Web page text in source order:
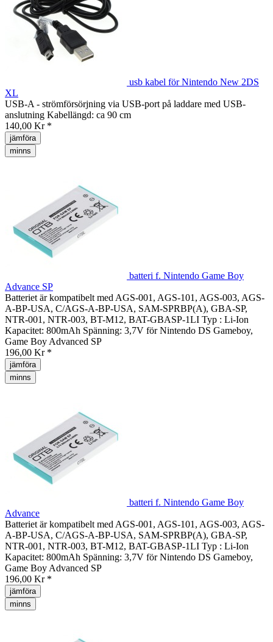
usb kabel för Nintendo New 2DS
XL
USB-A - strömförsörjning via USB-port på laddare med USB-
anslutning Kabellängd: ca 90 cm
140,00 Kr *
jämföra
minns
batteri f. Nintendo Game Boy
Advance SP
Batteriet är kompatibelt med AGS-001, AGS-101, AGS-003, AGS-
A-BP-USA, C/AGS-A-BP-USA, SAM-SPRBP(A), GBA-SP,
NTR-001, NTR-003, BT-M12, BAT-GBASP-1LI Typ : Li-Ion
Kapacitet: 800mAh Spänning: 3,7V för Nintendo DS Gameboy,
Game Boy Advanced SP
196,00 Kr *
jämföra
minns
batteri f. Nintendo Game Boy
Advance
Batteriet är kompatibelt med AGS-001, AGS-101, AGS-003, AGS-
A-BP-USA, C/AGS-A-BP-USA, SAM-SPRBP(A), GBA-SP,
NTR-001, NTR-003, BT-M12, BAT-GBASP-1LI Typ : Li-Ion
Kapacitet: 800mAh Spänning: 3,7V för Nintendo DS Gameboy,
Game Boy Advanced SP
196,00 Kr *
jämföra
minns